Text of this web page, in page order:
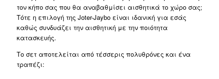
ποσότητα
τον κήπο σας που θα αναβαθμίσει αισθητικά το χώρο σας;
Τότε η επιλογή της Joter-Jaybo είναι ιδανική για εσάς
καθώς συνδυάζει την αισθητική με την ποιότητα
κατασκευής.
Το σετ αποτελείται από τέσσερις πολυθρόνες και ένα
τραπέζι: